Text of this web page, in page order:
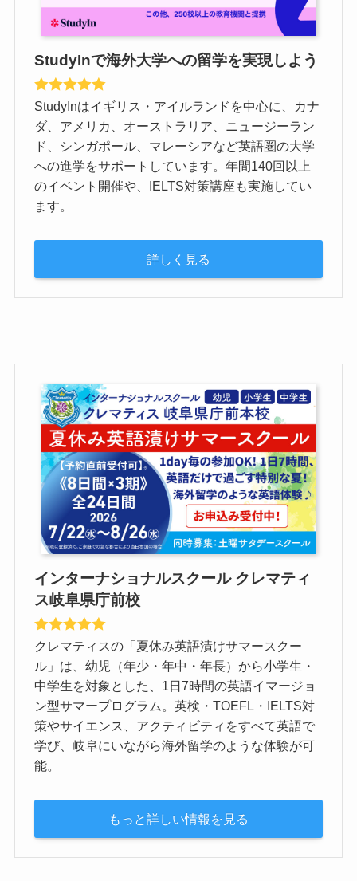
StudyInで海外大学への留学を実現しよう
StudyInはイギリス・アイルランドを中心に、カナ
ダ、アメリカ、オーストラリア、ニュージーラン
ド、シンガポール、マレーシアなど英語圏の大学
への進学をサポートしています。年間140回以上
のイベント開催や、IELTS対策講座も実施してい
ます。
詳しく見る
インターナショナルスクール クレマティ
ス岐阜県庁前校
クレマティスの「夏休み英語漬けサマースクー
ル」は、幼児（年少・年中・年長）から小学生・
中学生を対象とした、1日7時間の英語イマージョ
ン型サマープログラム。英検・TOEFL・IELTS対
策やサイエンス、アクティビティをすべて英語で
学び、岐阜にいながら海外留学のような体験が可
能。
もっと詳しい情報を見る